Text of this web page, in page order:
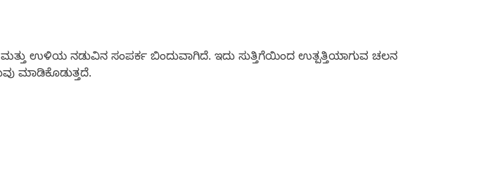
ಉಳಿಯ ನಡುವಿನ ಸಂಪರ್ಕ ಬಿಂದುವಾಗಿದೆ. ಇದು ಸುತ್ತಿಗೆಯಿಂದ ಉತ್ಪತ್ತಿಯಾಗುವ ಚಲನ
ಮಾಡಿಕೊಡುತ್ತದೆ.